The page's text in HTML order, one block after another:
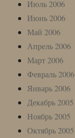
Июль 2006
Июнь 2006
Май 2006
Апрель 2006
Март 2006
Февраль 2006
Январь 2006
Декабрь 2005
Ноябрь 2005
Октябрь 2005